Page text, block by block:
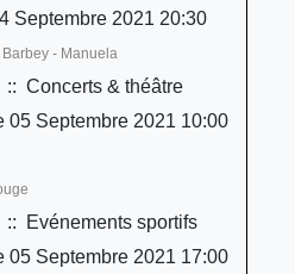
Septembre 2021 20:30
- Manuela
Concerts & théâtre
05 Septembre 2021 10:00
Evénements sportifs
05 Septembre 2021 17:00